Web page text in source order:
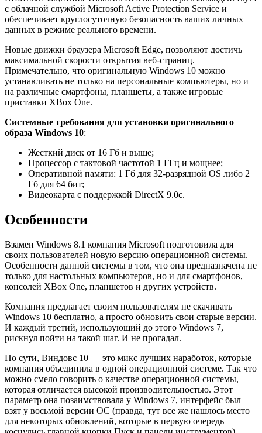
с облачной службой Microsoft Active Protection Service и
обеспечивает круглосуточную безопасность ваших личных
данных в режиме реального времени.
Новые движки браузера Microsoft Edge, позволяют достичь
максимальной скорости открытия веб-страниц.
Примечательно, что оригинальную Windows 10 можно
устанавливать не только на персональные компьютеры, но и
на различные смартфоны, планшеты, а также игровые
приставки XBox One.
Системные требования для установки оригинального
образа Windows 10:
Жесткий диск от 16 Гб и выше;
Процессор с тактовой частотой 1 ГГц и мощнее;
Оперативной памяти: 1 Гб для 32-разрядной OS либо 2
Гб для 64 бит;
Видеокарта с поддержкой DirectX 9.0с.
Особенности
Взамен Windows 8.1 компания Microsoft подготовила для
своих пользователей новую версию операционной системы.
Особенности данной системы в том, что она предназначена не
только для настольных компьютеров, но и для смартфонов,
консолей XBox One, планшетов и других устройств.
Компания предлагает своим пользователям не скачивать
Windows 10 бесплатно, а просто обновить свои старые версии.
И каждый третий, использующий до этого Windows 7,
рискнул пойти на такой шаг. И не прогадал.
По сути, Виндовс 10 — это микс лучших наработок, которые
компания объединила в одной операционной системе. Так что
можно смело говорить о качестве операционной системы,
которая отличается высокой производительностью. Этот
параметр она позаимствовала у Windows 7, интерфейс был
взят у восьмой версии ОС (правда, тут все же нашлось место
для некоторых обновлений, которые в первую очередь